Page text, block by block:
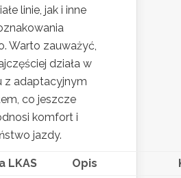
linie, jak i inne
Warto zauważyć,
działa w
z adaptacyjnym
co jeszcze
komfort i
jazdy.
LKAS Opis